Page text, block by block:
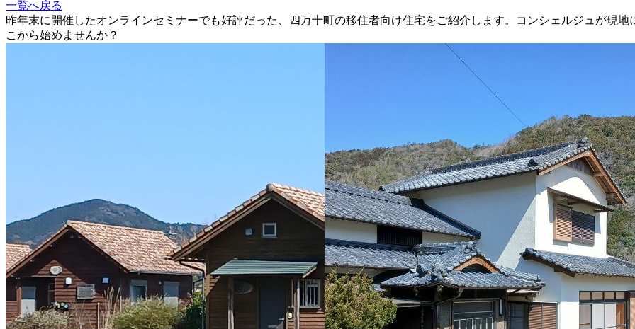
一覧へ戻る
昨年末に開催したオンラインセミナーでも好評だった、四万十町の移住者向け住宅をご紹介します。コンシェルジュが現
こから始めませんか？